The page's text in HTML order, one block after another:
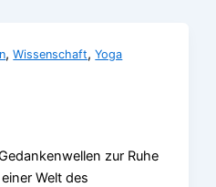
,Wissenschaft,Yoga
zur Ruhe
Welt des